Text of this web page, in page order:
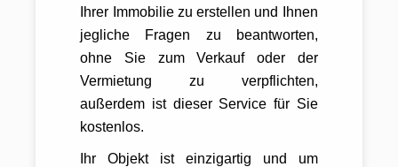
Ihrer Immobilie zu erstellen und Ihnen
jegliche Fragen zu beantworten,
ohne Sie zum Verkauf oder der
Vermietung zu verpflichten,
außerdem ist dieser Service für Sie
kostenlos.
Ihr Objekt ist einzigartig und um